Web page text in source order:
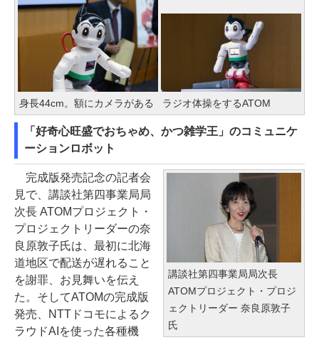
身長44cm。額にカメラがある ラジオ体操をするATOM
「好奇心旺盛でおちゃめ、かつ雑学王」のコミュニケ
ーションロボット
講談社第四事業局局次長
ATOMプロジェクト・プロジ
ェクトリーダー 奈良原敦子
氏
完成版発売記念の記者会
見で、講談社第四事業局局
次長 ATOMプロジェクト・
プロジェクトリーダーの奈
良原敦子氏は、最初に北海
道地区で配送が遅れること
を謝罪、お見舞いを伝え
た。そしてATOMの完成版
発売、NTTドコモによるク
ラウドAIを使った各種機